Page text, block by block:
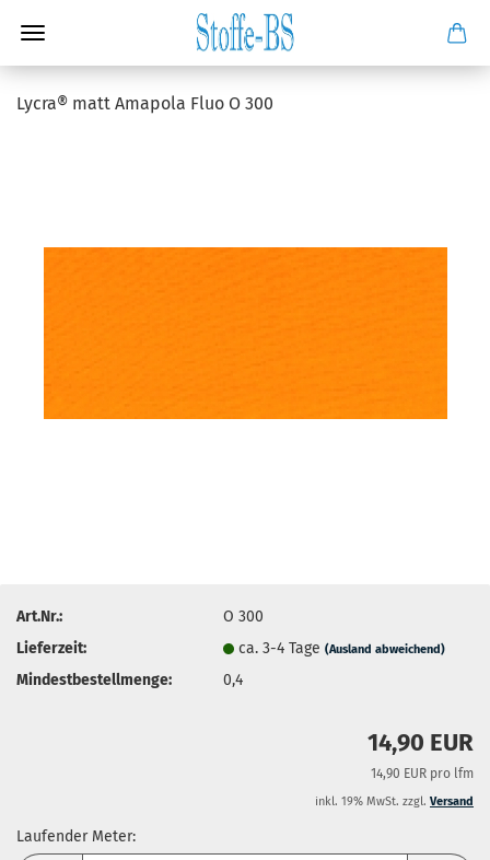
Lycra® matt Amapola Fluo O 300
Art.Nr.:
O 300
Lieferzeit:
ca. 3-4 Tage(Ausland abweichend)
Mindestbestellmenge: 0,4
14,90 EUR
14,90 EUR pro lfm
inkl. 19% MwSt. zzgl. Versand
Laufender Meter: